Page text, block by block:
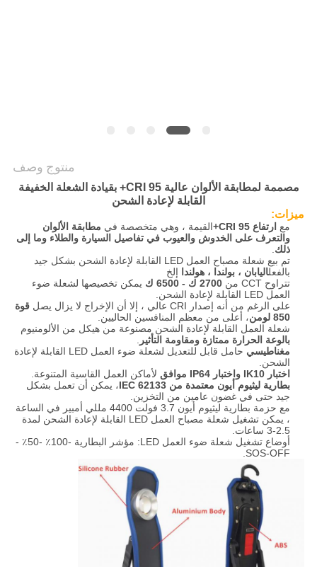
منتوج وصف
مصممة لمطابقة الألوان عالية CRI 95+ بقيادة الشعلة الخفيفة
القابلة لإعادة الشحن
ميزات:
مع ارتفاع CRI 95+ القيمة ، وهي متخصصة في مطابقة الألوان
والتعرف على الخدوش والعيوب في تفاصيل السيارة والطلاء وما إلى
ذلك.
تم بيع شعلة مصباح العمل LED القابلة لإعادة الشحن بشكل جيد
بالفعلاليابان ، بولندا ، هولندا
إلخ
تتراوح CCT من
2700 ك - 6500 ك
يمكن تخصيصها لشعلة ضوء
العمل LED القابلة لإعادة الشحن.
على الرغم من أنه إصدار CRI عالي ، إلا أن الإخراج لا يزال يصل
قوة
850 لومن
، أعلى من معظم المنافسين الحاليين.
شعلة العمل القابلة لإعادة الشحن مصنوعة من هيكل من الألومنيوم
بالوعة الحرارة ممتازة ومقاومة التأثير .
مغناطيسي
حامل قابل للتعديل لشعلة ضوء العمل LED القابلة لإعادة
الشحن.
اختبار IK10 واختبار IP64 موافق
لأماكن العمل القاسية المتنوعة.
بطارية ليثيوم أيون معتمدة من IEC 62133
، يمكن أن تعمل بشكل
جيد حتى في غضون عامين من التخزين.
مع حزمة بطارية ليثيوم أيون 3.7 فولت 4400 مللي أمبير في الساعة
، يمكن تشغيل شعلة مصباح العمل LED القابلة لإعادة الشحن لمدة
2.5-3 ساعات.
أوضاع تشغيل شعلة ضوء العمل LED: مؤشر البطارية -100٪ -50٪ -
SOS-OFF.